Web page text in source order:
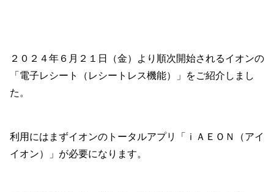
２０２４年６月２１日（金）より順次開始されるイオンの
「電子レシート（レシートレス機能）」をご紹介しまし
た。
利用にはまずイオンのトータルアプリ「ｉＡＥＯＮ（アイ
イオン）」が必要になります。